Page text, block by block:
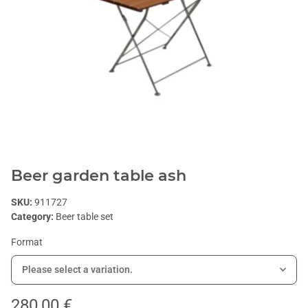
Beer garden table ash
SKU: 911727
Category: Beer table set
Format
Please select a variation.